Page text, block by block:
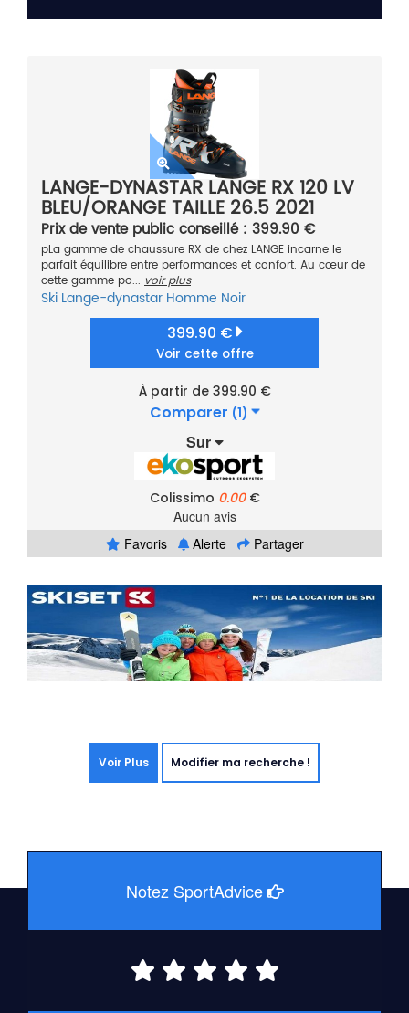
LANGE-DYNASTAR LANGE RX 120 LV
BLEU/ORANGE TAILLE 26.5 2021
Prix de vente public conseillé : 399.90 €
pLa gamme de chaussure RX de chez LANGE incarne le
parfait équilibre entre performances et confort. Au cœur de
cette gamme po... voir plus
Ski Lange-dynastar Homme Noir
399.90 €
Voir cette offre
À partir de 399.90 €
Comparer (1)
Sur
Colissimo 0.00€
Aucun avis
Favoris
Alerte Partager
Voir Plus Modifier ma recherche !
Notez SportAdvice